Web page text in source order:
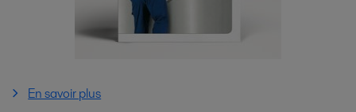
En savoir plus